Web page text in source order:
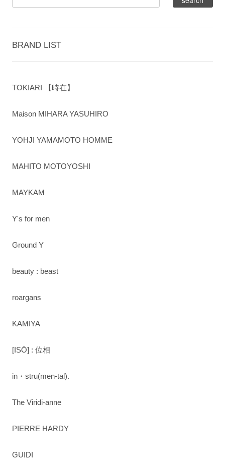
BRAND LIST
TOKIARI 【時在】
Maison MIHARA YASUHIRO
YOHJI YAMAMOTO HOMME
MAHITO MOTOYOSHI
MAYKAM
Y's for men
Ground Y
beauty : beast
roargans
KAMIYA
[ISŌ] : 位相
in・stru(men-tal).
The Viridi-anne
PIERRE HARDY
GUIDI